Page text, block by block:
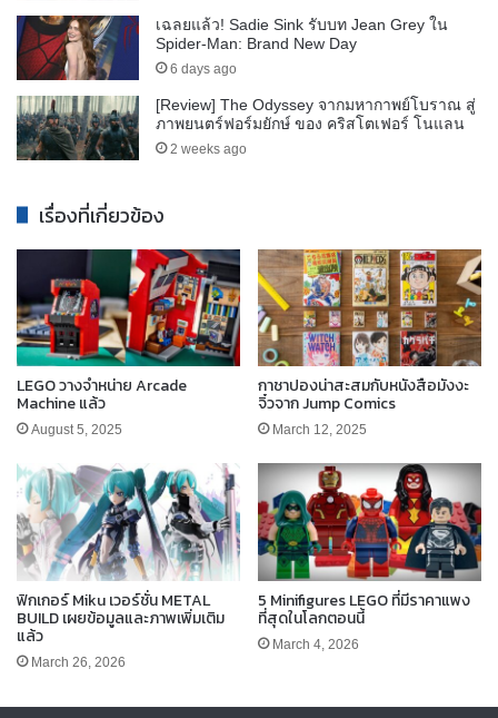
เฉลยแล้ว! Sadie Sink รับบท Jean Grey ใน
Spider-Man: Brand New Day
6 days ago
[Review] The Odyssey จากมหากาพย์โบราณ สู่
ภาพยนตร์ฟอร์มยักษ์ ของ คริสโตเฟอร์ โนแลน
2 weeks ago
เรื่องที่เกี่ยวข้อง
LEGO วางจำหน่าย Arcade
Machine แล้ว
August 5, 2025
กาชาปองน่าสะสมกับหนังสือมังงะ
จิ๋วจาก Jump Comics
March 12, 2025
ฟิกเกอร์ Miku เวอร์ชั่น METAL
BUILD เผยข้อมูลและภาพเพิ่มเติม
แล้ว
March 26, 2026
5 Minifigures LEGO ที่มีราคาแพง
ที่สุดในโลกตอนนี้
March 4, 2026